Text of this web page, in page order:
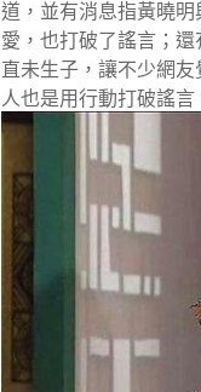
道，並有消息指黃曉
愛，也打破了謠言；
直未生子，讓不少網
人也是用行動打破謠言